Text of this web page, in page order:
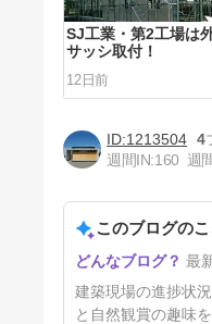
SJ工業・第2工場は
サッシ取付！
12日前
SJ工業・第2工場の
ました！
4ヶ月前
1213504 4
週間IN:160 週
このブログの
最
建築現場の進捗状
と自然観賞の趣味